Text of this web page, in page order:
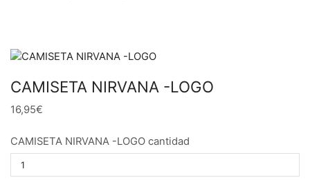
CAMISETA NIRVANA -LOGO
16,95€
CAMISETA NIRVANA -LOGO cantidad